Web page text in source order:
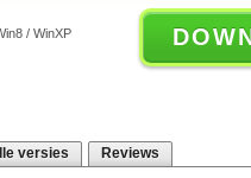
/ WinXP
versies Reviews